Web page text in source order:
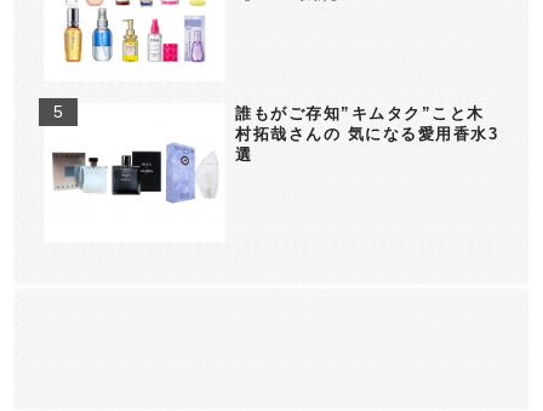
誰もがご存知”キムタク”こと木
村拓哉さんの 気になる愛用香水3
選